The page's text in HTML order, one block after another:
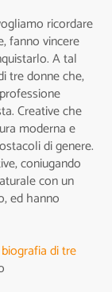
ricordare
fanno vincere
A tal
tre donne che,
Creative che
moderna e
di genere.
coniugando
con un
ed hanno
di tre